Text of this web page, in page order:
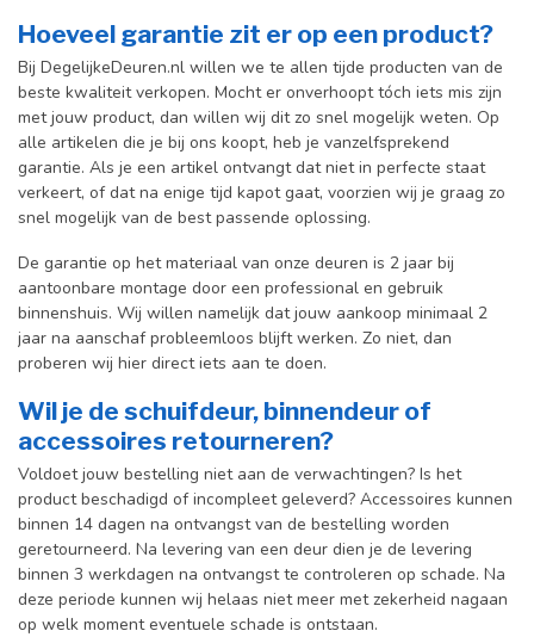
Hoeveel garantie zit er op een product?
Bij DegelijkeDeuren.nl willen we te allen tijde producten van de
beste kwaliteit verkopen. Mocht er onverhoopt tóch iets mis zijn
met jouw product, dan willen wij dit zo snel mogelijk weten. Op
alle artikelen die je bij ons koopt, heb je vanzelfsprekend
garantie. Als je een artikel ontvangt dat niet in perfecte staat
verkeert, of dat na enige tijd kapot gaat, voorzien wij je graag zo
snel mogelijk van de best passende oplossing.
De garantie op het materiaal van onze deuren is 2 jaar bij
aantoonbare montage door een professional en gebruik
binnenshuis. Wij willen namelijk dat jouw aankoop minimaal 2
jaar na aanschaf probleemloos blijft werken. Zo niet, dan
proberen wij hier direct iets aan te doen.
Wil je de schuifdeur, binnendeur of
accessoires retourneren?
Voldoet jouw bestelling niet aan de verwachtingen? Is het
product beschadigd of incompleet geleverd? Accessoires kunnen
binnen 14 dagen na ontvangst van de bestelling worden
geretourneerd. Na levering van een deur dien je de levering
binnen 3 werkdagen na ontvangst te controleren op schade. Na
deze periode kunnen wij helaas niet meer met zekerheid nagaan
op welk moment eventuele schade is ontstaan.